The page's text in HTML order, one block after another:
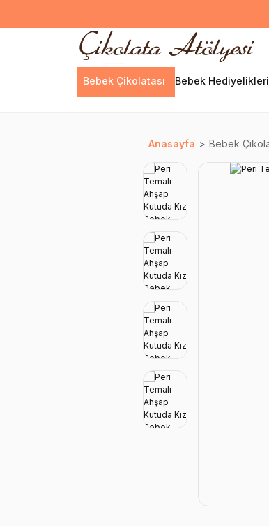
Bebek Çikolatası Bebek Hediyelikleri
Anasayfa Bebek